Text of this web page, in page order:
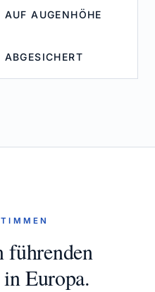
AUF AUGENHÖHE
ABGESICHERT
führenden
in Europa.